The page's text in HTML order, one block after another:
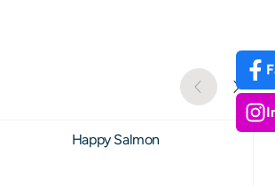
Happy Salmon